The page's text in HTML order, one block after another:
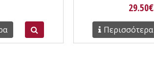
29.50€
Περισσότερα